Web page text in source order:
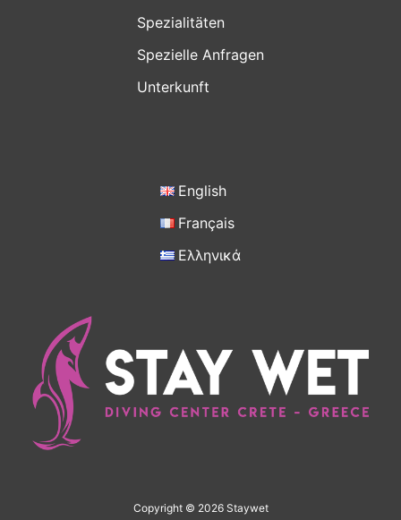
Spezialitäten
Spezielle Anfragen
Unterkunft
English
Français
Ελληνικά
Copyright © 2026 Staywet